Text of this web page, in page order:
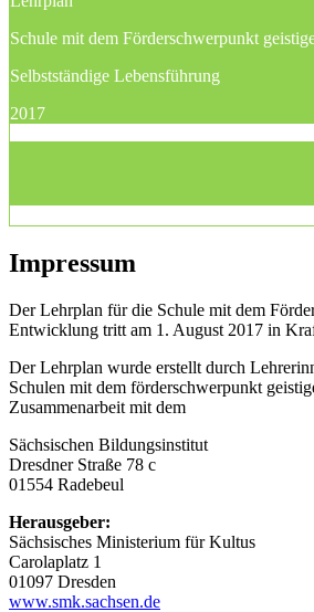
Schule mit dem Förderschwerpunkt
Selbstständige Lebensführung
2017
Impressum
Der Lehrplan für die Schule mit dem
Entwicklung tritt am 1. August 2017 in
Der Lehrplan wurde erstellt durch
Schulen mit dem förderschwerpunkt
Zusammenarbeit mit dem
Sächsischen Bildungsinstitut
Dresdner Straße 78 c
01554 Radebeul
Herausgeber:
Sächsisches Ministerium für Kultus
Carolaplatz 1
01097 Dresden
www.smk.sachsen.de